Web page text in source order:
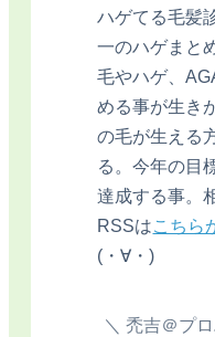
ハゲてる毛髪
一のハゲまと
毛やハゲ、
める事が生き
の毛が生える
る。今年の目
達成する事。
RSSはこちら
(・∀・)
禿吉＠プ